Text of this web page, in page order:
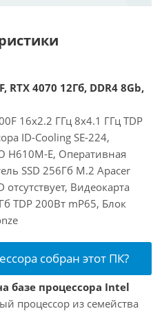
4070 12Гб, DDR4 8Gb,
16x2.2 ГГц 8x4.1 ГГц TDP
ID-Cooling SE-224,
H610M-E, Оперативная
SSD 256Гб M.2 Apacer
Видеокарта
TDP 200Вт mP65, Блок
собран этот ПК?
базе процессора Intel
процессор из семейства